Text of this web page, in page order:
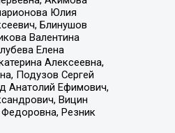
Юлия
Блинушов
Валентина
Елена
Алексеевна,
Подузов Сергей
Анатолий Ефимович,
Вицин
Резник